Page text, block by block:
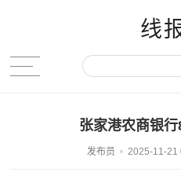
线
张家港农商银
发布员 2025-11-21